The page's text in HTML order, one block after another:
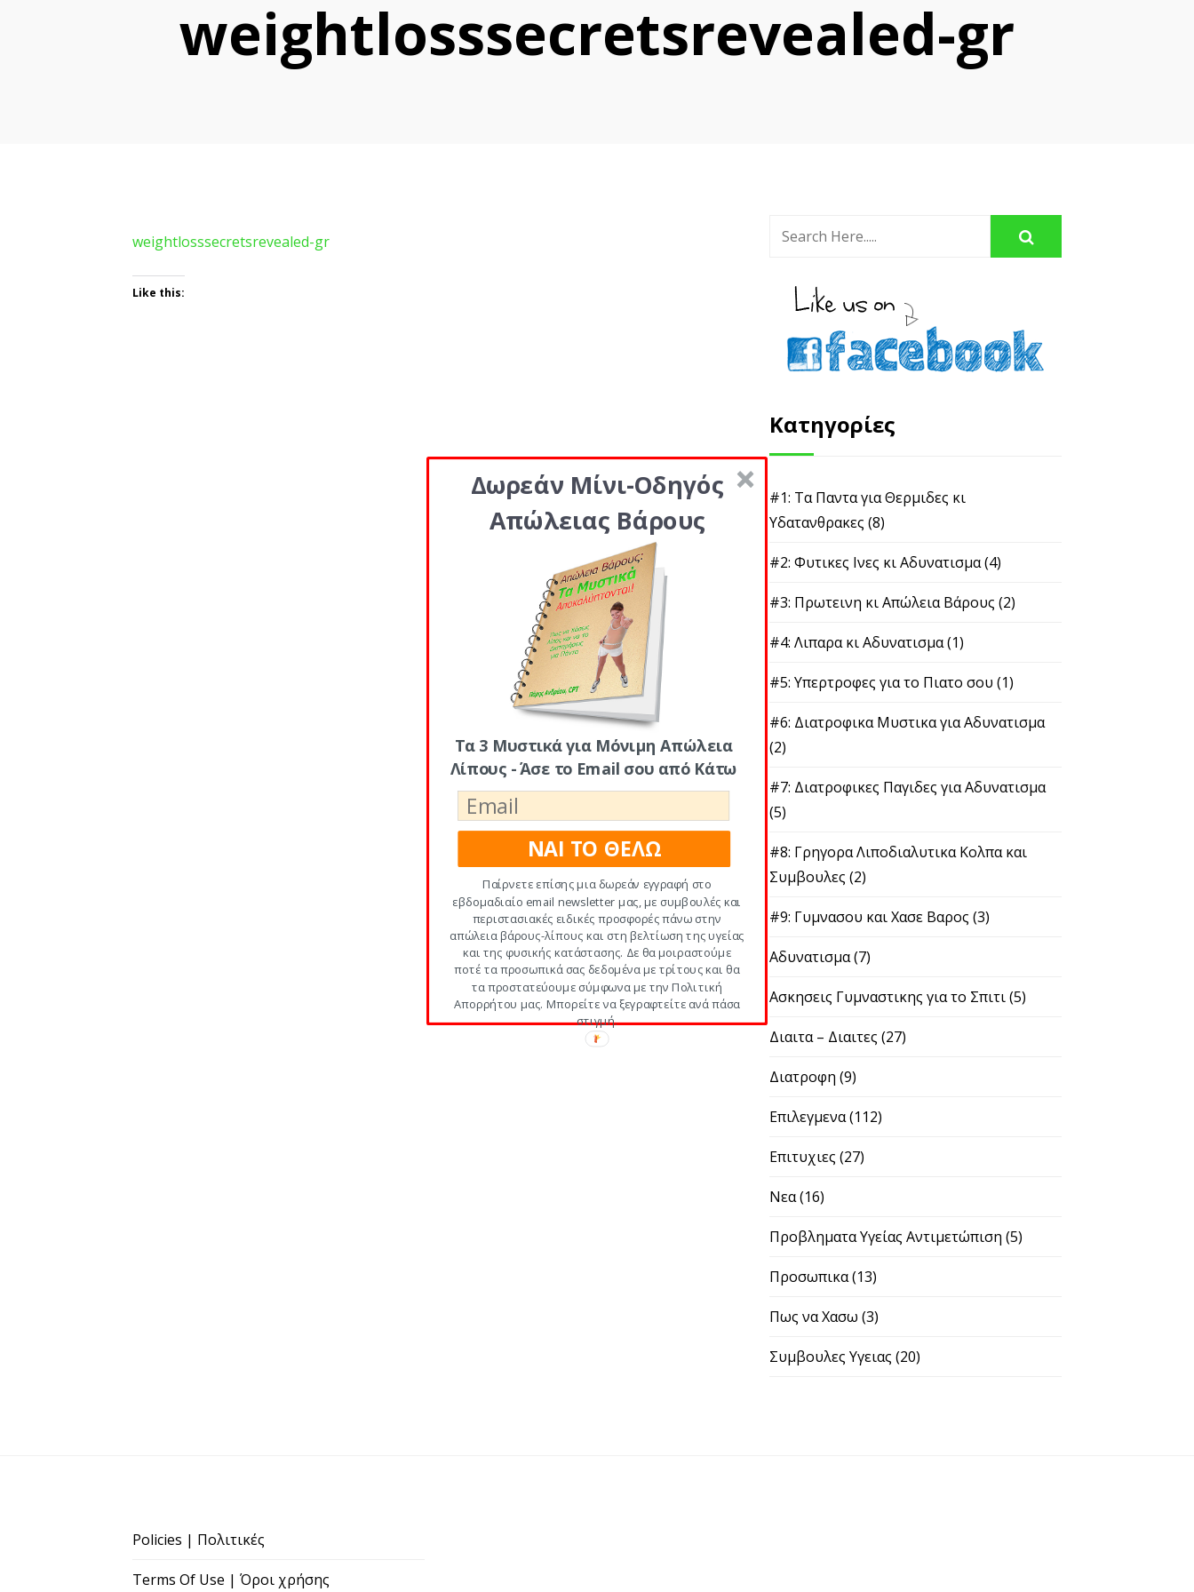
weightlosssecretsrevealed-gr
weightlosssecretsrevealed-gr
Like this:
Κατηγορίες
#1: Τα Παντα για Θερμιδες κι
Υδατανθρακες (8)
#2: Φυτικες Ινες κι Αδυνατισμα(4)
#3: Πρωτεινη κι Απώλεια Βάρους (2)
#4: Λιπαρα κι Αδυνατισμα(1)
#5: Υπερτροφες για το Πιατο σου (1)
#6: Διατροφικα Μυστικα για Αδυνατισμα
(2)
#7: Διατροφικες Παγιδες για Αδυνατισμα
(5)
#8: Γρηγορα Λιποδιαλυτικα Κολπα και
Συμβουλες (2)
#9: Γυμνασου και Χασε Βαρος (3)
Αδυνατισμα(7)
Ασκησεις Γυμναστικης για το Σπιτι(5)
Διαιτα – Διαιτες (27)
Διατροφη (9)
Επιλεγμενα(112)
Επιτυχιες (27)
Νεα(16)
Προβληματα Υγείας Αντιμετώπιση (5)
Προσωπικα(13)
Πως να Χασω (3)
Συμβουλες Υγειας (20)
Policies | Πολιτικές
Terms Of Use | Όροι χρήσης
Δωρεάν Μίνι-Οδηγός
Απώλειας Βάρους
Τα 3 Μυστικά για Μόνιμη Απώλεια
Λίπους - Άσε το Email σου από Κάτω
ΝΑΙ ΤΟ ΘΕΛΩ
Παίρνετε επίσης μια δωρεάν εγγραφή στο
εβδομαδιαίο email newsletter μας, με συμβουλές και
περιστασιακές ειδικές προσφορές πάνω στην
απώλεια βάρους-λίπους και στη βελτίωση της υγείας
και της φυσικής κατάστασης. Δε θα μοιραστούμε
ποτέ τα προσωπικά σας δεδομένα με τρίτους και θα
τα προστατεύουμε σύμφωνα με την Πολιτική
Απορρήτου μας. Μπορείτε να ξεγραφτείτε ανά πάσα
στιγμή.